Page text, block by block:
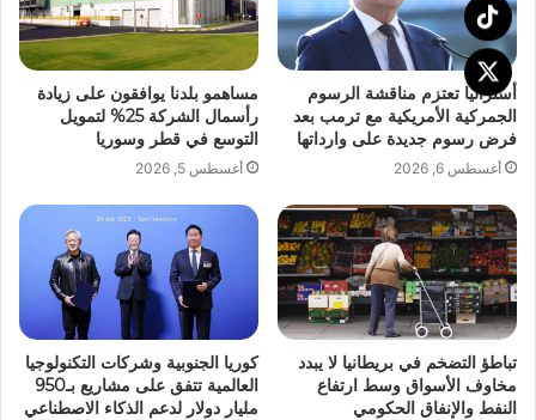
أستراليا تعتزم مناقشة الرسوم
الجمركية الأمريكية مع ترمب بعد
فرض رسوم جديدة على وارداتها
أغسطس 6, 2026
مساهمو بلدنا يوافقون على زيادة
رأسمال الشركة 25% لتمويل
التوسع في قطر وسوريا
أغسطس 5, 2026
تباطؤ التضخم في بريطانيا لا يبدد
مخاوف الأسواق وسط ارتفاع
النفط والإنفاق الحكومي
كوريا الجنوبية وشركات التكنولوجيا
العالمية تتفق على مشاريع بـ950
مليار دولار لدعم الذكاء الاصطناعي